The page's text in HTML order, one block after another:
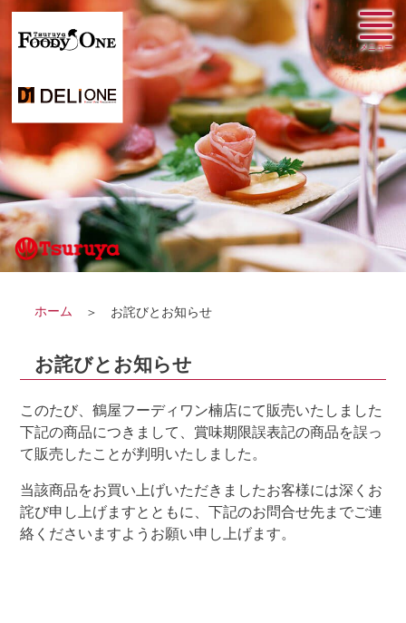
ホーム お詫びとお知らせ
お詫びとお知らせ
このたび、鶴屋フーディワン楠店にて販売いたしました
下記の商品につきまして、賞味期限誤表記の商品を誤っ
て販売したことが判明いたしました。
当該商品をお買い上げいただきましたお客様には深くお
詫び申し上げますとともに、下記のお問合せ先までご連
絡くださいますようお願い申し上げます。